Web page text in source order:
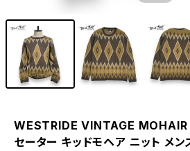
WESTRIDE VINTAGE MOHAIR
セーター キッドモヘア ニット メン